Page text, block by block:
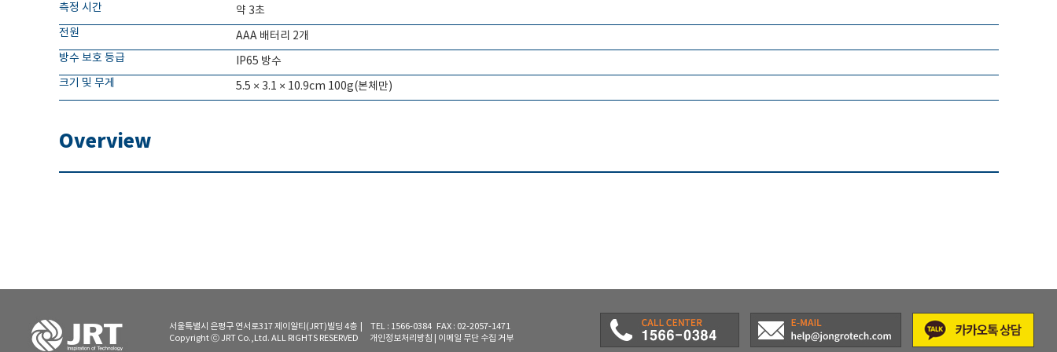
측정 시간
약 3초
전원
AAA 배터리 2개
방수 보호 등급
IP65 방수
크기 및 무게
5.5 × 3.1 × 10.9cm 100g(본체만)
Overview
서울특별시 은평구 연서로317 제이알티(JRT)빌딩 4층 | TEL : 1566-0384 FAX : 02-2057-1471
Copyright ⓒ JRT Co.,Ltd. ALL RIGHTS RESERVED
개인정보처리방침 이메일 무단 수집 거부